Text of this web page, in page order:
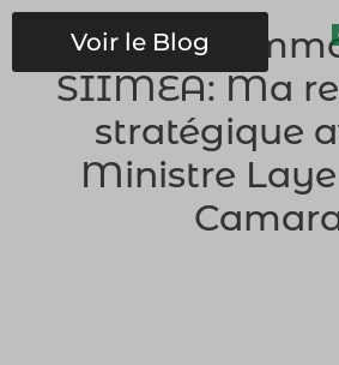
Voir le Blog
Énergie et
SIIMEA: Ma
stratégique
Ministre Laye